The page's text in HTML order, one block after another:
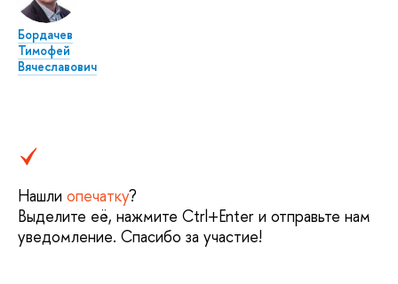
Бордачев
Тимофей
Вячеславович
Нашли опечатку?
Выделите её, нажмите Ctrl+Enter и отправьте нам
уведомление. Спасибо за участие!